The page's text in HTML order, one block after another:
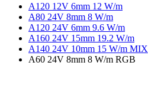
A120 12V 6mm 12 W/m
А80 24V 8mm 8 W/m
A120 24V 6mm 9.6 W/m
A160 24V 15mm 19.2 W/m
A140 24V 10mm 15 W/m MIX
A60 24V 8mm 8 W/m RGB